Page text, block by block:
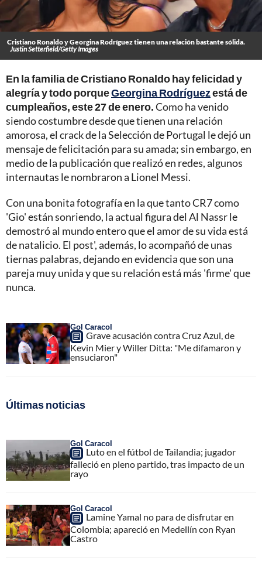
Cristiano Ronaldo y Georgina Rodríguez tienen una relación bastante sólida.
Justin Setterfield/Getty Images
En la familia de Cristiano Ronaldo hay felicidad y
alegría y todo porqueGeorgina Rodríguezestá de
cumpleaños, este 27 de enero.Como ha venido
siendo costumbre desde que tienen una relación
amorosa, el crack de la Selección de Portugal le dejó un
mensaje de felicitación para su amada; sin embargo, en
medio de la publicación que realizó en redes, algunos
internautas le nombraron a Lionel Messi.
Con una bonita fotografía en la que tanto CR7 como
'Gio' están sonriendo, la actual figura del Al Nassr le
demostró al mundo entero que el amor de su vida está
de natalicio. El post', además, lo acompañó de unas
tiernas palabras, dejando en evidencia que son una
pareja muy unida y que su relación está más 'firme' que
nunca.
Gol Caracol
Grave acusación contra Cruz Azul, de
Kevin Mier y Willer Ditta: "Me difamaron y
ensuciaron"
Últimas noticias
Gol Caracol
Luto en el fútbol de Tailandia; jugador
falleció en pleno partido, tras impacto de un
rayo
Gol Caracol
Lamine Yamal no para de disfrutar en
Colombia; apareció en Medellín con Ryan
Castro